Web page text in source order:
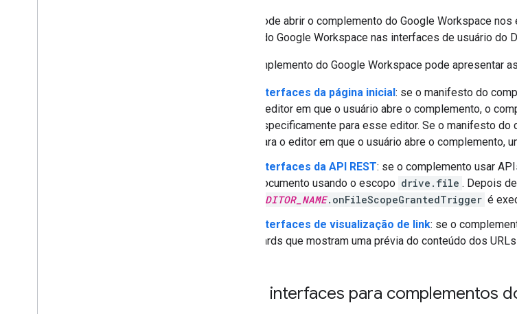
Você pode abrir o complemento do Google Workspace
rápido do Google Workspace nas interfaces de usuário do
Um complemento do Google Workspace pode apresentar
Interfaces da página inicial: se o manifesto do
o editor em que o usuário abre o complemento, o
especificamente para esse editor. Se o manifesto do
para o editor em que o usuário abre o
Interfaces da API REST: se o complemento usar
documento usando o escopo drive.file . Depois
EDITOR_NAME.onFileScopeGrantedTrigger é
Interfaces de visualização de link: se o
cards que mostram uma prévia do conteúdo dos
Criar interfaces para complementos